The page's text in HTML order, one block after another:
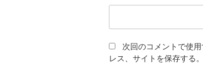
次回のコメントで使
レス、サイトを保存する。